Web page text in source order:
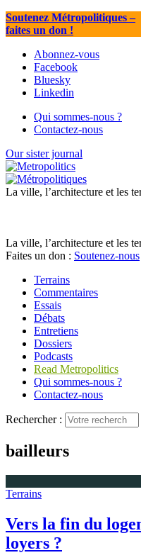
Soutenez Métropolitiques–
faites un don !
Abonnez-vous
Facebook
Bluesky
Linkedin
Qui sommes-nous ?
Contactez-nous
Our sister journal
La ville, l’architecture et les
La ville, l’architecture et les
Faites un don : Soutenez-nous
Terrains
Commentaires
Essais
Débats
Entretiens
Dossiers
Podcasts
Read Metropolitics
Qui sommes-nous ?
Contactez-nous
Rechercher :
bailleurs
Terrains
Vers la fin du
loyers ?